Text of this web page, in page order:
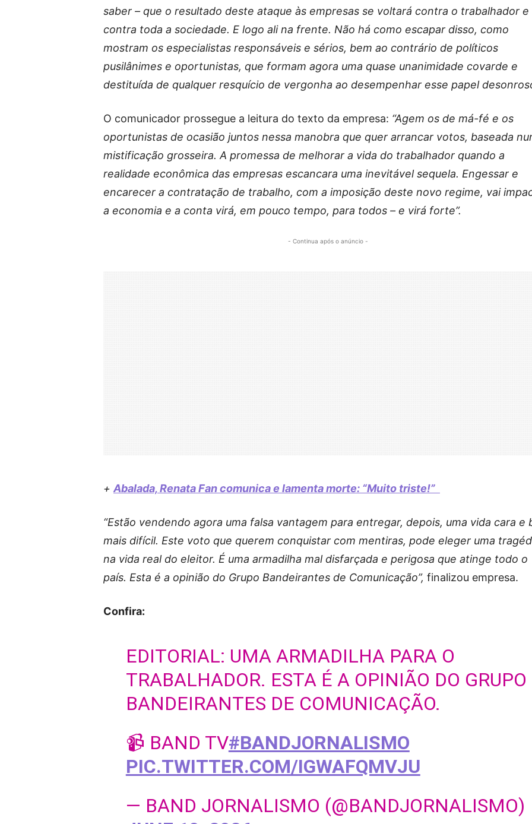
saber – que o resultado deste ataque às empresas se voltará contra o trabalhador e
contra toda a sociedade. E logo ali na frente. Não há como escapar disso, como
mostram os especialistas responsáveis e sérios, bem ao contrário de políticos
pusilânimes e oportunistas, que formam agora uma quase unanimidade covarde e
destituída de qualquer resquício de vergonha ao desempenhar esse papel
O comunicador prossegue a leitura do texto da empresa: “Agem os de má-fé e os
oportunistas de ocasião juntos nessa manobra que quer arrancar votos, baseada
mistificação grosseira. A promessa de melhorar a vida do trabalhador quando a
realidade econômica das empresas escancara uma inevitável sequela. Engessar e
encarecer a contratação de trabalho, com a imposição deste novo regime, vai
a economia e a conta virá, em pouco tempo, para todos – e virá forte”.
- Continua após o anúncio -
+ Abalada, Renata Fan comunica e lamenta morte: “Muito triste!”
“Estão vendendo agora uma falsa vantagem para entregar, depois, uma vida cara e
mais difícil. Este voto que querem conquistar com mentiras, pode eleger uma
na vida real do eleitor. É uma armadilha mal disfarçada e perigosa que atinge todo o
país. Esta é a opinião do Grupo Bandeirantes de Comunicação”, finalizou empresa.
Confira:
EDITORIAL: UMA ARMADILHA PARA O
TRABALHADOR. ESTA É A OPINIÃO DO GRUPO
BANDEIRANTES DE COMUNICAÇÃO.
📹 BAND TV#BANDJORNALISMO
PIC.TWITTER.COM/IGWAFQMVJU
— BAND JORNALISMO (@BANDJORNALISMO)